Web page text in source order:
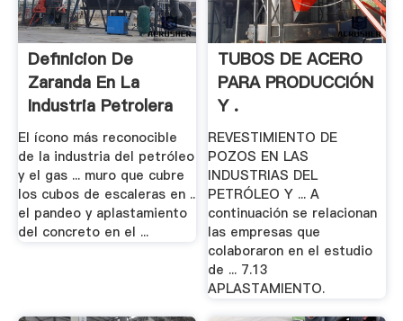
Definicion De
Zaranda En La
Industria Petrolera
El ícono más reconocible
de la industria del petróleo
y el gas ... muro que cubre
los cubos de escaleras en ..
el pandeo y aplastamiento
del concreto en el ...
TUBOS DE ACERO
PARA PRODUCCIÓN
Y .
REVESTIMIENTO DE
POZOS EN LAS
INDUSTRIAS DEL
PETRÓLEO Y ... A
continuación se relacionan
las empresas que
colaboraron en el estudio
de ... 7.13
APLASTAMIENTO.